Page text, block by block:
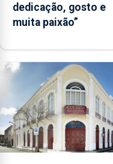
dedicação, gosto e
muita paixão”